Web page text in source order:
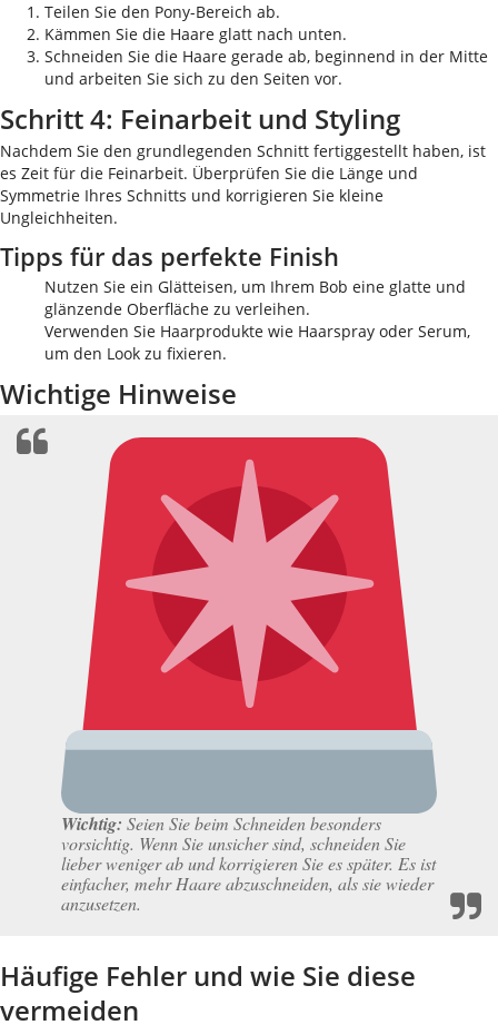
Teilen Sie den Pony-Bereich ab.
Kämmen Sie die Haare glatt nach unten.
Schneiden Sie die Haare gerade ab, beginnend in der Mitte
und arbeiten Sie sich zu den Seiten vor.
Schritt 4: Feinarbeit und Styling
Nachdem Sie den grundlegenden Schnitt fertiggestellt haben, ist
es Zeit für die Feinarbeit. Überprüfen Sie die Länge und
Symmetrie Ihres Schnitts und korrigieren Sie kleine
Ungleichheiten.
Tipps für das perfekte Finish
Nutzen Sie ein Glätteisen, um Ihrem Bob eine glatte und
glänzende Oberfläche zu verleihen.
Verwenden Sie Haarprodukte wie Haarspray oder Serum,
um den Look zu fixieren.
Wichtige Hinweise
Wichtig: Seien Sie beim Schneiden besonders
vorsichtig. Wenn Sie unsicher sind, schneiden Sie
lieber weniger ab und korrigieren Sie es später. Es ist
einfacher, mehr Haare abzuschneiden, als sie wieder
anzusetzen.
Häufige Fehler und wie Sie diese
vermeiden